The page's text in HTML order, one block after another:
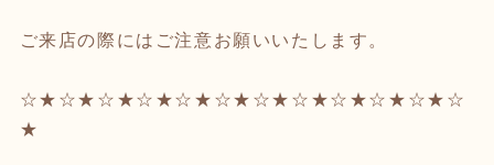
ご来店の際にはご注意お願いいたします。
☆★☆★☆★☆★☆★☆★☆★☆★☆★☆★☆★☆
★